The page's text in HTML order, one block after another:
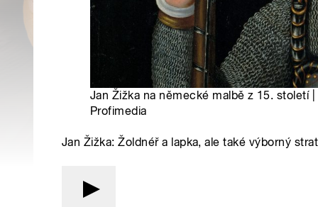
Jan Žižka na německé malbě z 15. století
Profimedia
Jan Žižka: Žoldnéř a lapka, ale také výborný